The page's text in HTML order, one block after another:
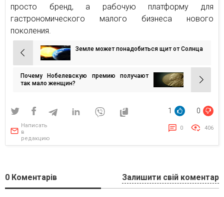
просто бренд, а рабочую платформу для
гастрономического малого бизнеса нового
поколения.
Навигация
по
записям
Земле может понадобиться щит от Солнца
Почему Нобелевскую премию получают
так мало женщин?
1 0
Написать
в
редакцию
0 406
0 Коментарів Залишити свій коментар